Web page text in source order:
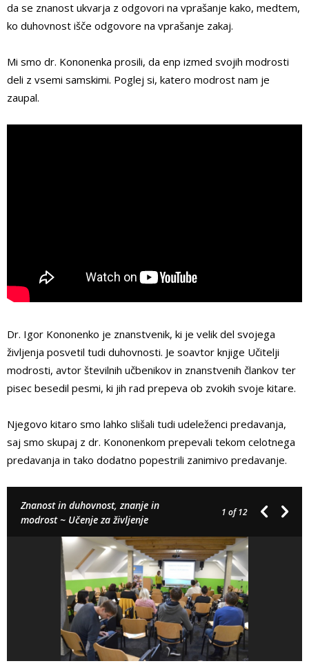
da se znanost ukvarja z odgovori na vprašanje kako, medtem,
ko duhovnost išče odgovore na vprašanje zakaj.
Mi smo dr. Kononenka prosili, da enp izmed svojih modrosti
deli z vsemi samskimi. Poglej si, katero modrost nam je
zaupal.
Dr. Igor Kononenko je znanstvenik, ki je velik del svojega
življenja posvetil tudi duhovnosti. Je soavtor knjige Učitelji
modrosti, avtor številnih učbenikov in znanstvenih člankov ter
pisec besedil pesmi, ki jih rad prepeva ob zvokih svoje kitare.
Njegovo kitaro smo lahko slišali tudi udeleženci predavanja,
saj smo skupaj z dr. Kononenkom prepevali tekom celotnega
predavanja in tako dodatno popestrili zanimivo predavanje.
Znanost in duhovnost, znanje in
modrost ~ Učenje za življenje
1 of 12